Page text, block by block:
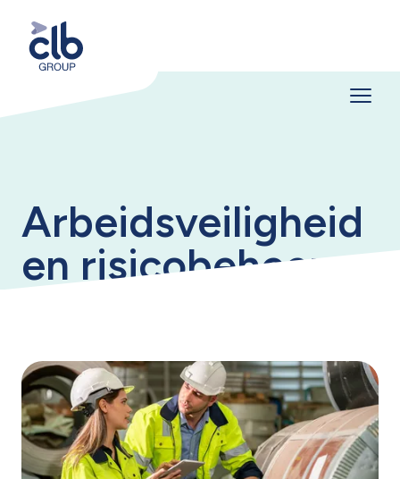
Arbeidsveiligheid
en risicobeheer